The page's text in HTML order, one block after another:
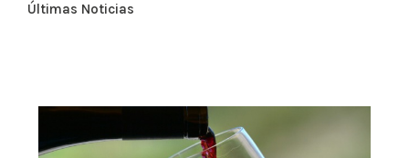
Últimas Noticias